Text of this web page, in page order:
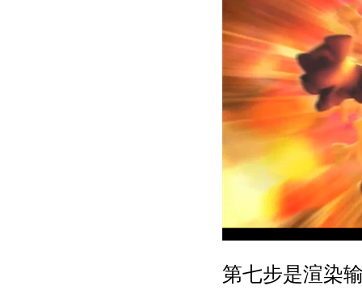
第七步是渲染